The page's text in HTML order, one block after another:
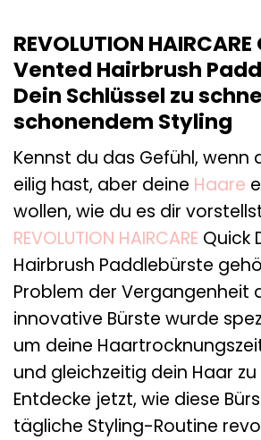
REVOLUTION
Vented Hairbrush
Dein Schlüssel zu
schonendem Styling
Kennst du das Gefühl, wenn
eilig hast, aber deine Haare
wollen, wie du es dir
REVOLUTION HAIRCARE Quick
Hairbrush Paddlebürste
Problem der Vergangenheit
innovative Bürste wurde
um deine
und gleichzeitig dein Haar
Entdecke jetzt, wie diese
tägliche Styling-Routine